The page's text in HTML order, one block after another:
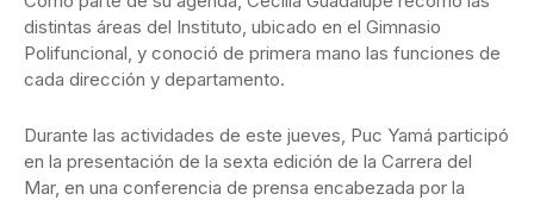
distintas áreas del Instituto, ubicado en el Gimnasio
Polifuncional, y conoció de primera mano las funciones de
cada dirección y departamento.
Durante las actividades de este jueves, Puc Yamá participó
en la presentación de la sexta edición de la Carrera del
Mar, en una conferencia de prensa encabezada por la